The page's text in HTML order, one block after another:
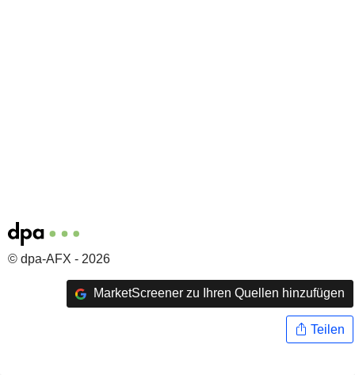
© dpa-AFX - 2026
MarketScreener zu Ihren Quellen hinzufügen
Teilen